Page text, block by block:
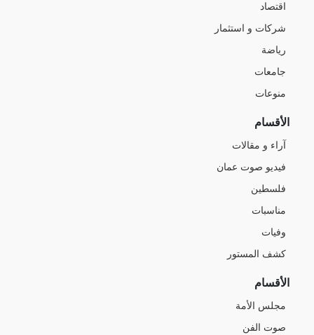
اقتصاد
شركات و استثمار
رياضة
جامعات
منوعات
الأقسام
آراء و مقالات
فيديو صوت عمان
فلسطين
مناسبات
وفيات
كشف المستور
الأقسام
مجلس الأمة
صوت الفن